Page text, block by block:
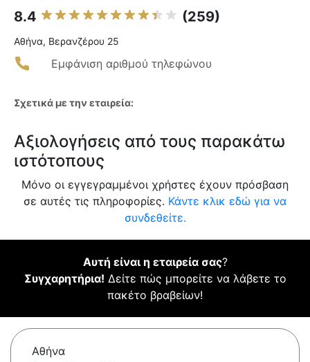
8.4 (259)
Αθήνα, Βερανζέρου 25
Εμφάνιση αριθμού τηλεφώνου
Σχετικά με την εταιρεία:
Αξιολογήσεις από τους παρακάτω
ιστότοπους
Μόνο οι εγγεγραμμένοι χρήστες έχουν πρόσβαση
σε αυτές τις πληροφορίες. Κάντε κλικ εδώ για να
συνδεθείτε.
Αυτή είναι η εταιρεία σας?
Συγχαρητήρια! Δείτε πώς μπορείτε να λάβετε το
πακέτο βραβείων!
Αθήνα